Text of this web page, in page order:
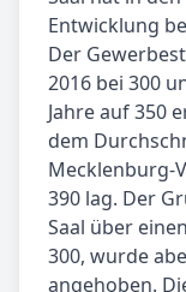
Entwicklung
Der
2016 bei 300
Jahre auf 350
dem
Mecklenburg-
390 lag. Der
Saal über
300, wurde
angehoben.